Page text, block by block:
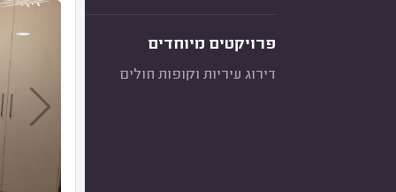
פרויקטים מיוחדים
דירוג עיריות וקופות חולים